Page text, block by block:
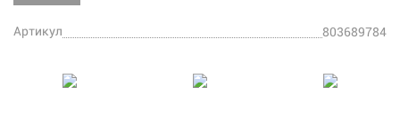
Артикул 803689784